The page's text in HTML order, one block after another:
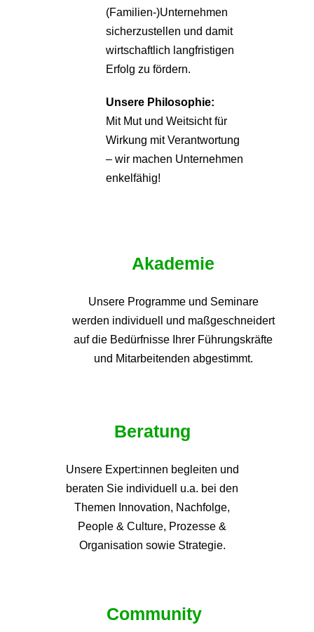
(Familien-)Unternehmen
sicherzustellen und damit
wirtschaftlich langfristigen
Erfolg zu fördern.
Unsere Philosophie:
Mit Mut und Weitsicht für
Wirkung mit Verantwortung
– wir machen Unternehmen
enkelfähig!
Akademie
Unsere Programme und Seminare
werden individuell und maßgeschneidert
auf die Bedürfnisse Ihrer Führungskräfte
und Mitarbeitenden abgestimmt.
Beratung
Unsere Expert:innen begleiten und
beraten Sie individuell u.a. bei den
Themen Innovation, Nachfolge,
People & Culture, Prozesse &
Organisation sowie Strategie.
Community